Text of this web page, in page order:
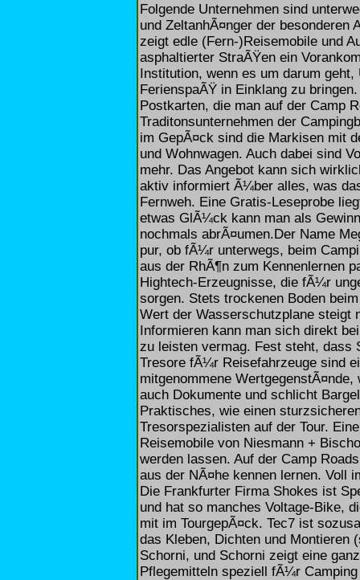
Folgende Unternehmen sind
und ZeltanhÃ¤nger der besonderen
zeigt edle (Fern-)Reisemobile und
asphaltierter StraÃŸen ein
Institution, wenn es um darum
FerienspaÃŸ in Einklang zu
Postkarten, die man auf der Camp
Traditonsunternehmen der
im GepÃ¤ck sind die Markisen mit
und Wohnwagen. Auch dabei sind
mehr. Das Angebot kann sich
aktiv informiert Ã¼ber alles, was
Fernweh. Eine Gratis-Leseprobe
etwas GlÃ¼ck kann man als
nochmals abrÃ¤umen.Der Name
pur, ob fÃ¼r unterwegs, beim
aus der RhÃ¶n zum Kennenlernen
Hightech-Erzeugnisse, die fÃ¼r
sorgen. Stets trockenen Boden
Wert der Wasserschutzplane steigt
Informieren kann man sich direkt
zu leisten vermag. Fest steht,
Tresore fÃ¼r Reisefahrzeuge sind
mitgenommene
auch Dokumente und schlicht
Praktisches, wie einen
Tresorspezialisten auf der Tour.
Reisemobile von Niesmann +
werden lassen. Auf der Camp
aus der NÃ¤he kennen lernen. Voll
Die Frankfurter Firma Shokes ist
und hat so manches Voltage-Bike,
mit im TourgepÃ¤ck. Tec7 ist
das Kleben, Dichten und Montieren
Schorni, und Schorni zeigt eine
Pflegemitteln speziell fÃ¼r